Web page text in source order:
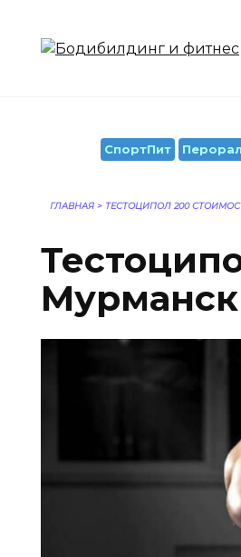
содержанию
СпортПит
ГЛАВНАЯ > ТЕСТОЦИПОЛ 200
Мурманск